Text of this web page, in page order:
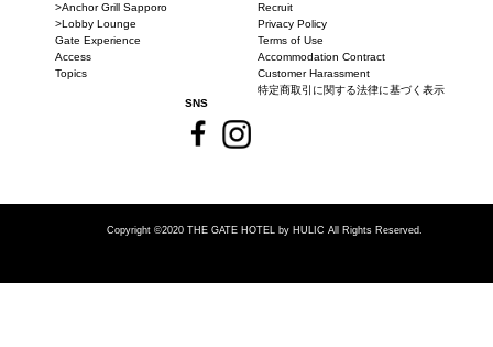
>Anchor Grill Sapporo
>Lobby Lounge
Gate Experience
Access
Topics
Recruit
Privacy Policy
Terms of Use
Accommodation Contract
Customer Harassment
特定商取引に関する法律に基づく表示
SNS
Copyright ©2020 THE GATE HOTEL by HULIC All Rights Reserved.